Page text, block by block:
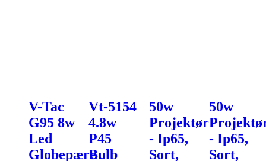
V-Tac
G95 8w
Led
Globepære
Vt-5154
4.8w
P45
Bulb
50w
Projektør
- Ip65,
Sort,
50w
- Ip65,
Sort,